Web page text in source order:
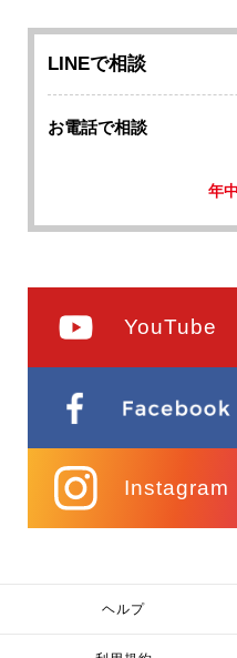
LINEで相談
お電話で相談
年
YouTube
Instagram
ヘルプ